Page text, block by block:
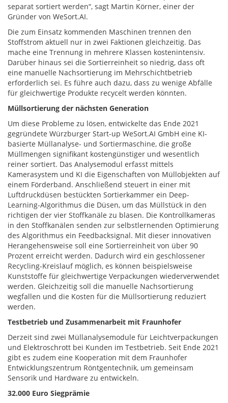
separat sortiert werden“, sagt Martin Körner, einer der
Gründer von WeSort.AI.
Die zum Einsatz kommenden Maschinen trennen den
Stoffstrom aktuell nur in zwei Faktionen gleichzeitig. Das
mache eine Trennung in mehrere Klassen kostenintensiv.
Darüber hinaus sei die Sortierreinheit so niedrig, dass oft
eine manuelle Nachsortierung im Mehrschichtbetrieb
erforderlich sei. Es führe auch dazu, dass zu wenige Abfälle
für gleichwertige Produkte recycelt werden könnten.
Müllsortierung der nächsten Generation
Um diese Probleme zu lösen, entwickelte das Ende 2021
gegründete Würzburger Start-up WeSort.AI GmbH eine KI-
basierte Müllanalyse- und Sortiermaschine, die große
Müllmengen signifikant kostengünstiger und wesentlich
reiner sortiert. Das Analysemodul erfasst mittels
Kamerasystem und KI die Eigenschaften von Müllobjekten auf
einem Förderband. Anschließend steuert in einer mit
Luftdruckdüsen bestückten Sortierkammer ein Deep-
Learning-Algorithmus die Düsen, um das Müllstück in den
richtigen der vier Stoffkanäle zu blasen. Die Kontrollkameras
in den Stoffkanälen senden zur selbstlernenden Optimierung
des Algorithmus ein Feedbacksignal. Mit dieser innovativen
Herangehensweise soll eine Sortierreinheit von über 90
Prozent erreicht werden. Dadurch wird ein geschlossener
Recycling-Kreislauf möglich, es können beispielsweise
Kunststoffe für gleichwertige Verpackungen wiederverwendet
werden. Gleichzeitig soll die manuelle Nachsortierung
wegfallen und die Kosten für die Müllsortierung reduziert
werden.
Testbetrieb und Zusammenarbeit mit Fraunhofer
Derzeit sind zwei Müllanalysemodule für Leichtverpackungen
und Elektroschrott bei Kunden im Testbetrieb. Seit Ende 2021
gibt es zudem eine Kooperation mit dem Fraunhofer
Entwicklungszentrum Röntgentechnik, um gemeinsam
Sensorik und Hardware zu entwickeln.
32.000 Euro Siegprämie